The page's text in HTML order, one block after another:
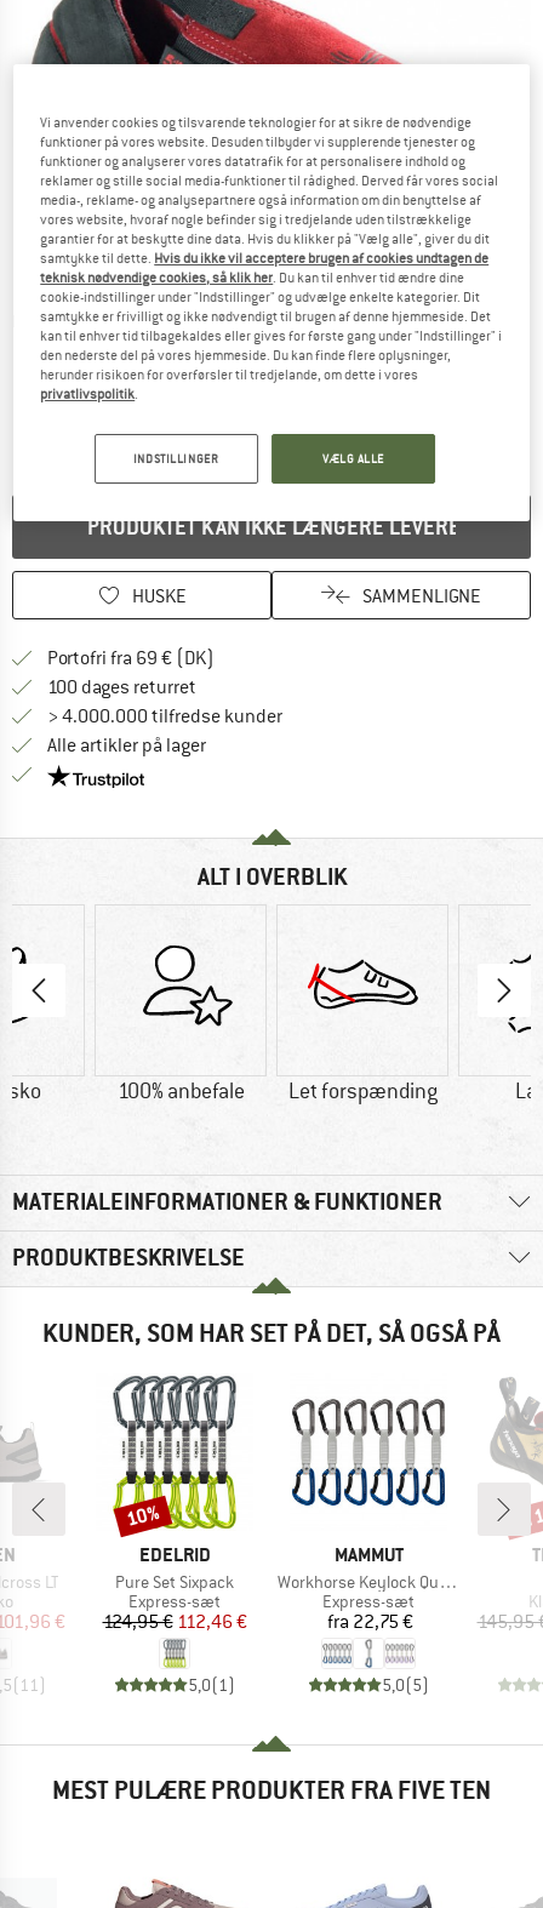
Detaljevisning
PRODUKTET KAN IKKE LÆNGERE LEVERES
HUSKE SAMMENLIGNE
Portofri fra 69 € (DK)
100 dages returret
> 4.000.000 tilfredse kunder
Alle artikler på lager
Vi er Trustpilot-certificeret - oplysningerne får du
ALT I OVERBLIK
100% anbefale Let forspænding
MATERIALEINFORMATIONER & FUNKTIONER
PRODUKTBESKRIVELSE
KUNDER, SOM HAR SET PÅ DET, SÅ OGSÅ PÅ
LT
pris
€
(11 )
MÆRKE
EDELRID
Artikel
Pure Set Sixpack
Produktgruppe
Express-sæt
Pris
124,95 €Nedsat pris
112,46 €
5,0(1 )
Rabat
10%
MÆRKE
MAMMUT
Artikel
Workhorse Keylock Quickdraws
Produktgruppe
Express-sæt
Pris
fra 22,75 €
5,0(5)
145,95
MEST PULÆRE PRODUKTER FRA FIVE TEN
Vi anvender cookies og tilsvarende teknologier for at sikre de nødvendige
funktioner på vores website. Desuden tilbyder vi supplerende tjenester og
funktioner og analyserer vores datatrafik for at personalisere indhold og
reklamer og stille social media-funktioner til rådighed. Derved får vores social
media-, reklame- og analysepartnere også information om din benyttelse af
vores website, hvoraf nogle befinder sig i tredjelande uden tilstrækkelige
garantier for at beskytte dine data. Hvis du klikker på "Vælg alle", giver du dit
samtykke til dette. Hvis du ikke vil acceptere brugen af cookies undtagen de
teknisk nødvendige cookies, så klik her . Du kan til enhver tid ændre dine
cookie-indstillinger under "Indstillinger" og udvælge enkelte kategorier. Dit
samtykke er frivilligt og ikke nødvendigt til brugen af denne hjemmeside. Det
kan til enhver tid tilbagekaldes eller gives for første gang under "Indstillinger" i
den nederste del på vores hjemmeside. Du kan finde flere oplysninger,
herunder risikoen for overførsler til tredjelande, om dette i vores
privatlivspolitik
INDSTILLINGER VÆLG ALLE